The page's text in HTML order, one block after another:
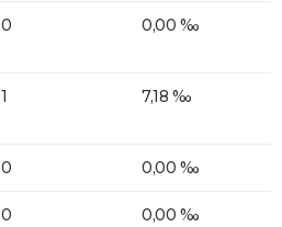
0 0,00 ‰
1 7,18 ‰
0 0,00 ‰
0 0,00 ‰